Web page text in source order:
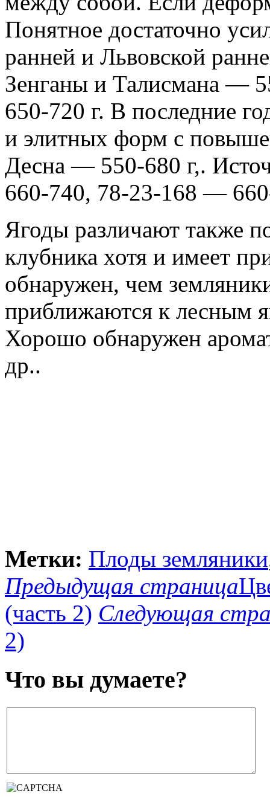
Понятное достаточно
ранней и Львовской
Зенганы и Талисмана —
650-720 г. В последние
и элитных форм с
Десна — 550-680 г,.
660-740, 78-23-168 —
Ягоды различают также
клубника хотя и имеет
обнаружен, чем
приближаются к лесным
Хорошо обнаружен
др..
Метки: Плоды земляники
Предыдущая страница
(часть 2) Следующая
2)
Что вы думаете?